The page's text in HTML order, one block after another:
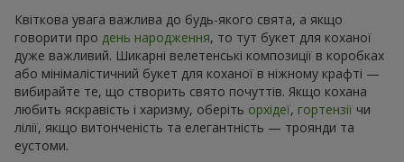
Квіткова увага важлива до будь-якого свята, а якщо
говорити про день народження, то тут букет для коханої
дуже важливий. Шикарні велетенські композиції в коробках
або мінімалістичний букет для коханої в ніжному крафті —
вибирайте те, що створить свято почуттів. Якщо кохана
любить яскравість і харизму, оберіть орхідеї, гортензії чи
лілії, якщо витонченість та елегантність — троянди та
еустоми.